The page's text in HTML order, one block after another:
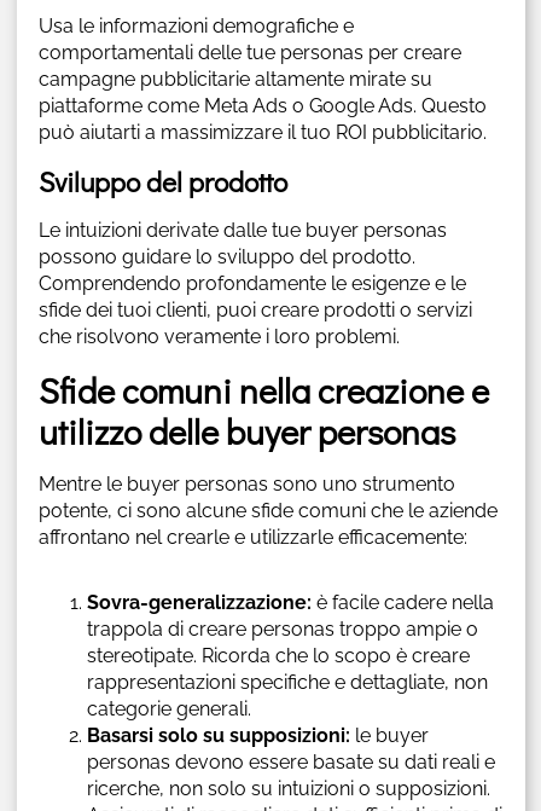
Usa le informazioni demografiche e
comportamentali delle tue personas per creare
campagne pubblicitarie altamente mirate su
piattaforme come Meta Ads o Google Ads. Questo
può aiutarti a massimizzare il tuo ROI pubblicitario.
Sviluppo del prodotto
Le intuizioni derivate dalle tue buyer personas
possono guidare lo sviluppo del prodotto.
Comprendendo profondamente le esigenze e le
sfide dei tuoi clienti, puoi creare prodotti o servizi
che risolvono veramente i loro problemi.
Sfide comuni nella creazione e
utilizzo delle buyer personas
Mentre le buyer personas sono uno strumento
potente, ci sono alcune sfide comuni che le aziende
affrontano nel crearle e utilizzarle efficacemente:
Sovra-generalizzazione: è facile cadere nella
trappola di creare personas troppo ampie o
stereotipate. Ricorda che lo scopo è creare
rappresentazioni specifiche e dettagliate, non
categorie generali.
Basarsi solo su supposizioni: le buyer
personas devono essere basate su dati reali e
ricerche, non solo su intuizioni o supposizioni.